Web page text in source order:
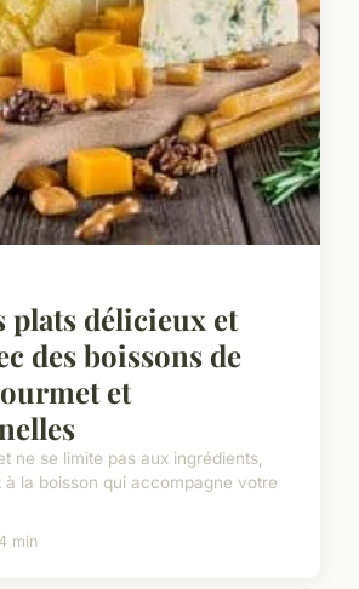
plats délicieux et
des boissons de
et
ne se limite pas aux ingrédients,
à la boisson qui accompagne votre
min